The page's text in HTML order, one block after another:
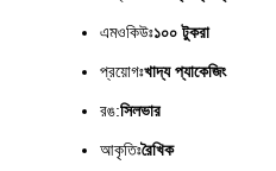
এমওকিউঃ১০০ টুকরা
প্রয়োগঃখাদ্য প্যাকেজিং
রঙ:সিলভার
আকৃতিঃরৈখিক